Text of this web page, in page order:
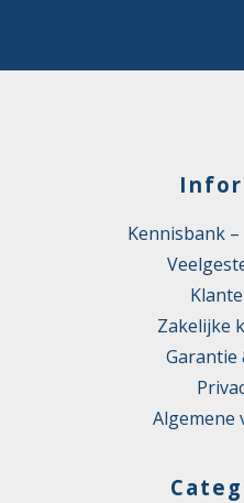
Kennisbank
Zakelijke
Garantie
Algemene